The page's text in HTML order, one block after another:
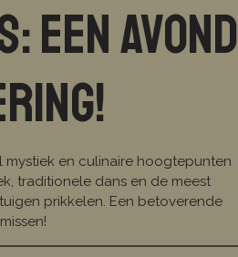
een avond
en culinaire hoogtepunten
traditionele dans en de meest
prikkelen. Een betoverende